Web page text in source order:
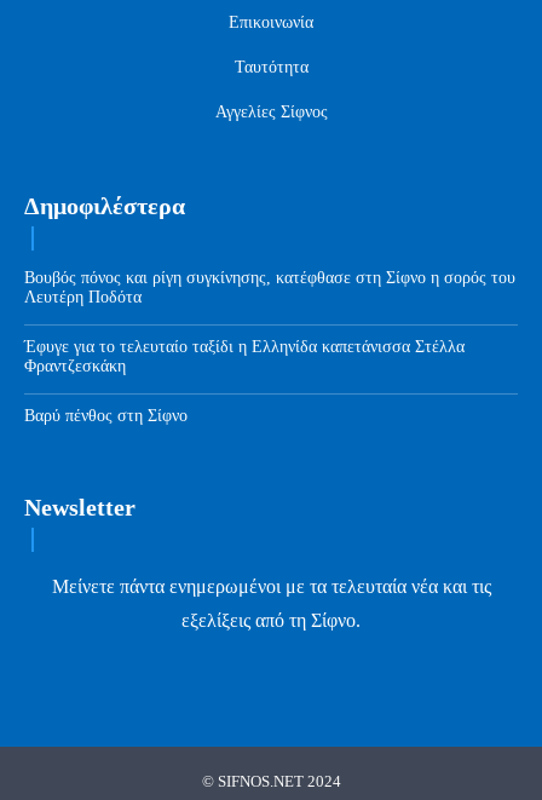
Επικοινωνία
Ταυτότητα
Αγγελίες Σίφνος
Δημοφιλέστερα
Βουβός πόνος και ρίγη συγκίνησης, κατέφθασε στη Σίφνο η σορός του
Λευτέρη Ποδότα
Έφυγε για το τελευταίο ταξίδι η Ελληνίδα καπετάνισσα Στέλλα
Φραντζεσκάκη
Βαρύ πένθος στη Σίφνο
Newsletter
Μείνετε πάντα ενημερωμένοι με τα τελευταία νέα και τις
εξελίξεις από τη Σίφνο.
© SIFNOS.NET 2024